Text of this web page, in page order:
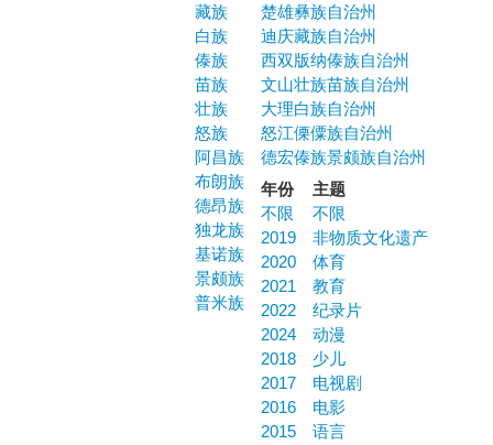
藏族
白族
傣族
苗族
壮族
怒族
阿昌族
布朗族
德昂族
独龙族
基诺族
景颇族
普米族
楚雄彝族自治州
迪庆藏族自治州
西双版纳傣族自治州
文山壮族苗族自治州
大理白族自治州
怒江傈僳族自治州
德宏傣族景颇族自治州
年份
不限
2019
2020
2021
2022
2024
2018
2017
2016
2015
主题
不限
非物质文化遗产
体育
教育
纪录片
动漫
少儿
电视剧
电影
语言